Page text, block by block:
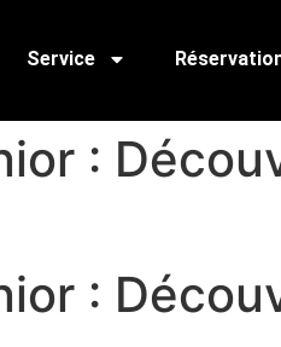
Service
:
: